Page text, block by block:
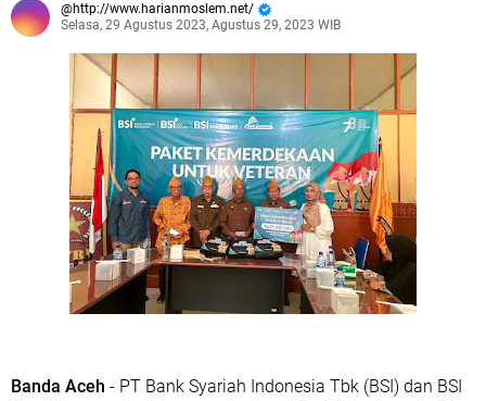
http://www.harianmoslem.net/
Selasa, 29 Agustus 2023, Agustus 29, 2023 WIB
Banda Aceh - PT Bank Syariah Indonesia Tbk (BSI) dan BSI